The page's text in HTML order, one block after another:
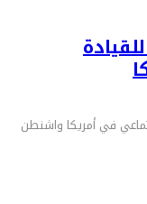
في أمريكا واشنطن